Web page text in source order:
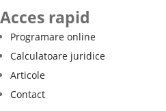
Acces rapid
Programare online
Calculatoare juridice
Articole
Contact